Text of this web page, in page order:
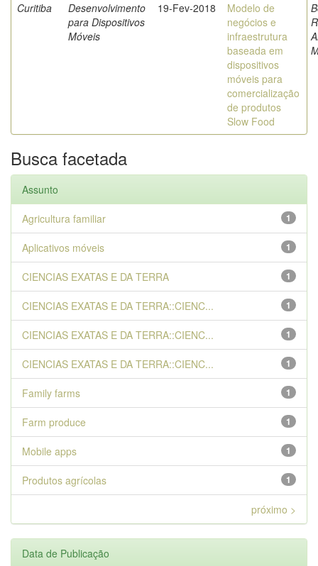
Curitiba
Desenvolvimento
para Dispositivos
Móveis
19-Fev-2018
Modelo de
negócios e
infraestrutura
baseada em
dispositivos
móveis para
comercialização
de produtos
Slow Food
Busca facetada
Assunto
1
Agricultura familiar
1
Aplicativos móveis
1
CIENCIAS EXATAS E DA TERRA
1
CIENCIAS EXATAS E DA TERRA::CIENC...
1
CIENCIAS EXATAS E DA TERRA::CIENC...
1
CIENCIAS EXATAS E DA TERRA::CIENC...
1
Family farms
1
Farm produce
1
Mobile apps
1
Produtos agrícolas
próximo >
Data de Publicação